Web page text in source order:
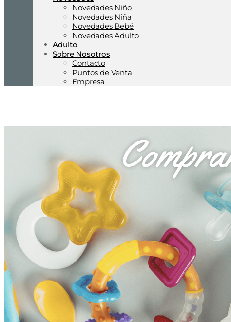
Novedades Niño
Novedades Niña
Novedades Bebé
Novedades Adulto
Adulto
Sobre Nosotros
Contacto
Puntos de Venta
Empresa